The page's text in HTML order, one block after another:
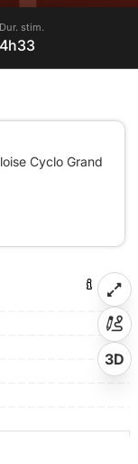
Dur. stim.
4h33
Cyclo Grand
3D